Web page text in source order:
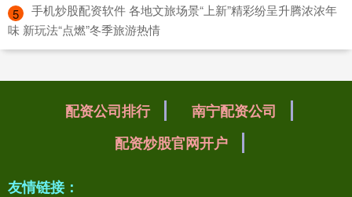
5
​手机炒股配资软件 各地文旅场景“上新”精彩纷呈升腾浓浓年
味 新玩法“点燃”冬季旅游热情
配资公司排行
南宁配资公司
配资炒股官网开户
友情链接：